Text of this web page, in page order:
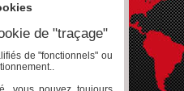
de "traçage"
de "fonctionnels" ou